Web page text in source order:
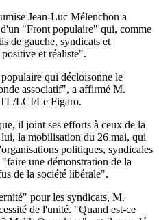
Jean-Luc Mélenchon a
"Front populaire" qui, comme
de gauche, syndicats et
et réaliste".
qui décloisonne le
associatif", a affirmé M.
LCI/Le Figaro.
il joint ses efforts à ceux de la
la mobilisation du 26 mai, qui
politiques, syndicales
une démonstration de la
de la société libérale".
pour les syndicats, M.
de l'unité. "Quand est-ce